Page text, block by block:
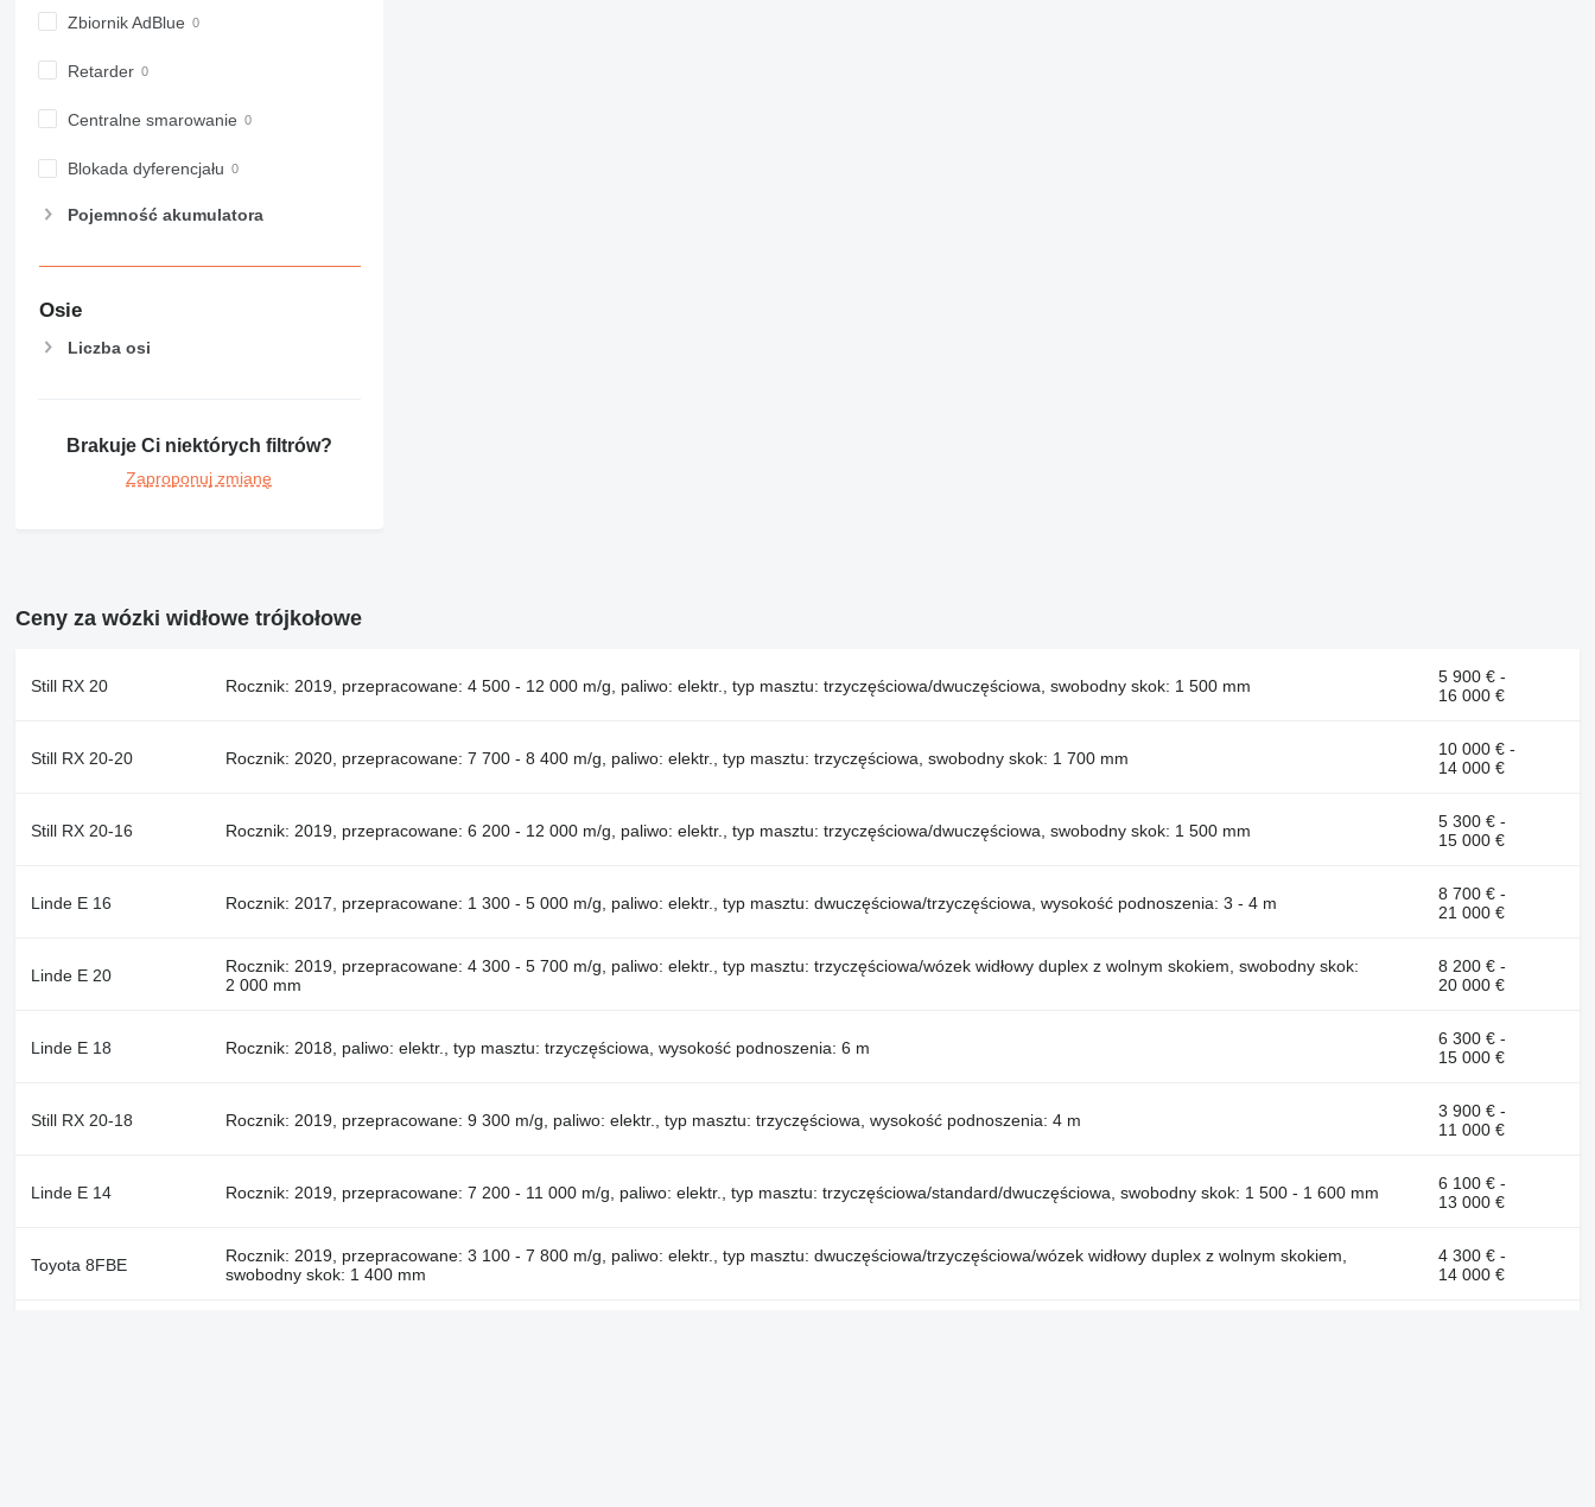
Zbiornik AdBlue
Retarder
Centralne smarowanie
Blokada dyferencjału
Pojemność akumulatora
Osie
Liczba osi
Brakuje Ci niektórych filtrów?
Zaproponuj zmianę
Ceny za wózki widłowe trójkołowe
Still RX 20 Rocznik: 2019, przepracowane: 4 500 - 12 000 m/g, paliwo: elektr., typ masztu: trzyczęściowa/dwuczęściowa, swobodny skok: 1 500 mm
5 900 € -
16 000 €
Still RX 20-20 Rocznik: 2020, przepracowane: 7 700 - 8 400 m/g, paliwo: elektr., typ masztu: trzyczęściowa, swobodny skok: 1 700 mm
10 000 € -
14 000 €
Still RX 20-16 Rocznik: 2019, przepracowane: 6 200 - 12 000 m/g, paliwo: elektr., typ masztu: trzyczęściowa/dwuczęściowa, swobodny skok: 1 500 mm
5 300 € -
15 000 €
Linde E 16 Rocznik: 2017, przepracowane: 1 300 - 5 000 m/g, paliwo: elektr., typ masztu: dwuczęściowa/trzyczęściowa, wysokość podnoszenia: 3 - 4 m
8 700 € -
21 000 €
Linde E 20
Rocznik: 2019, przepracowane: 4 300 - 5 700 m/g, paliwo: elektr., typ masztu: trzyczęściowa/wózek widłowy duplex z wolnym skokiem, swobodny skok:
2 000 mm
8 200 € -
20 000 €
Linde E 18 Rocznik: 2018, paliwo: elektr., typ masztu: trzyczęściowa, wysokość podnoszenia: 6 m
6 300 € -
15 000 €
Still RX 20-18 Rocznik: 2019, przepracowane: 9 300 m/g, paliwo: elektr., typ masztu: trzyczęściowa, wysokość podnoszenia: 4 m
3 900 € -
11 000 €
Linde E 14 Rocznik: 2019, przepracowane: 7 200 - 11 000 m/g, paliwo: elektr., typ masztu: trzyczęściowa/standard/dwuczęściowa, swobodny skok: 1 500 - 1 600 mm
6 100 € -
13 000 €
Toyota 8FBE
Rocznik: 2019, przepracowane: 3 100 - 7 800 m/g, paliwo: elektr., typ masztu: dwuczęściowa/trzyczęściowa/wózek widłowy duplex z wolnym skokiem,
swobodny skok: 1 400 mm
4 300 € -
14 000 €